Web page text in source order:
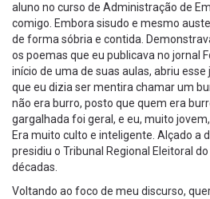
aluno no curso de Administração de
comigo. Embora sisudo e mesmo
de forma sóbria e contida.
os poemas que eu publicava no jornal
início de uma de suas aulas, abriu
que eu dizia ser mentira chamar um
não era burro, posto que quem era
gargalhada foi geral, e eu, muito
Era muito culto e inteligente. Alçado a
presidiu o Tribunal Regional Eleitoral
décadas.
Voltando ao foco de meu discurso,